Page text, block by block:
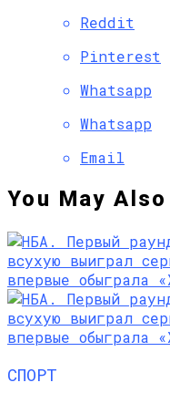
Reddit
Pinterest
Whatsapp
Whatsapp
Email
You May
СПОРТ